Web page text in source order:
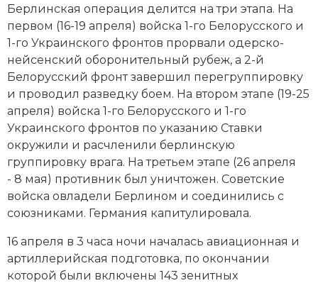
Берлинская операция делится на три этапа. На
первом (16-19 апреля) войска 1-го Белорусского и
1-го Украинского фронтов прорвали одерско-
нейсенский оборонительный рубеж, а 2-й
Белорусский фронт завершил перегруппировку
и проводил разведку боем. На втором этапе (19-25
апреля) войска 1-го Белорусского и 1-го
Украинского фронтов по указанию Ставки
окружили и расчленили берлинскую
группировку врага. На третьем этапе (26 апреля
- 8 мая) противник был уничтожен. Советские
войска овладели Берлином и соединились с
союзниками. Германия капитулировала.
16 апреля в 3 часа ночи началась авиационная и
артиллерийская подготовка, по окончании
которой были включены 143 зенитных